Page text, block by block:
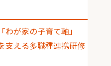
が家の子育て軸」
支える多職種連携研修